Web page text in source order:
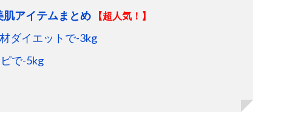
アイテムまとめ 【超人気！】
ダイエットで-3kg
で-5kg